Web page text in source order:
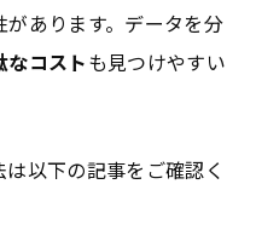
あります。データを分
なコストも見つけやすい
以下の記事をご確認く